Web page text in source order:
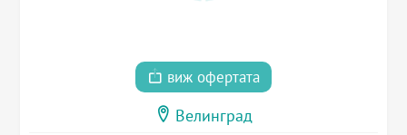
виж офертата
Велинград